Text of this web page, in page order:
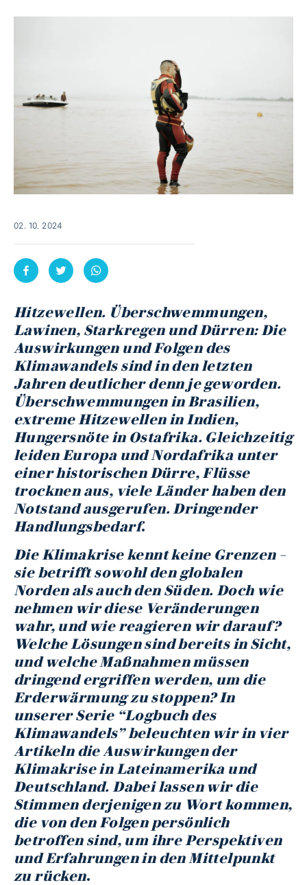
02. 10. 2024
Hitzewellen. Überschwemmungen,
Lawinen, Starkregen und Dürren: Die
Auswirkungen und Folgen des
Klimawandels sind in den letzten
Jahren deutlicher denn je geworden.
Überschwemmungen in Brasilien,
extreme Hitzewellen in Indien,
Hungersnöte in Ostafrika. Gleichzeitig
leiden Europa und Nordafrika unter
einer historischen Dürre, Flüsse
trocknen aus, viele Länder haben den
Notstand ausgerufen. Dringender
Handlungsbedarf.
Die Klimakrise kennt keine Grenzen –
sie betrifft sowohl den globalen
Norden als auch den Süden. Doch wie
nehmen wir diese Veränderungen
wahr, und wie reagieren wir darauf?
Welche Lösungen sind bereits in Sicht,
und welche Maßnahmen müssen
dringend ergriffen werden, um die
Erderwärmung zu stoppen? In
unserer Serie “Logbuch des
Klimawandels” beleuchten wir in vier
Artikeln die Auswirkungen der
Klimakrise in Lateinamerika und
Deutschland. Dabei lassen wir die
Stimmen derjenigen zu Wort kommen,
die von den Folgen persönlich
betroffen sind, um ihre Perspektiven
und Erfahrungen in den Mittelpunkt
zu rücken.